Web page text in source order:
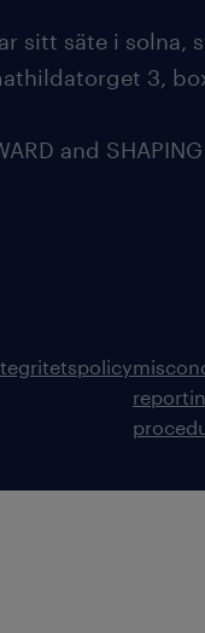
sitt säte i solna,
3,
and